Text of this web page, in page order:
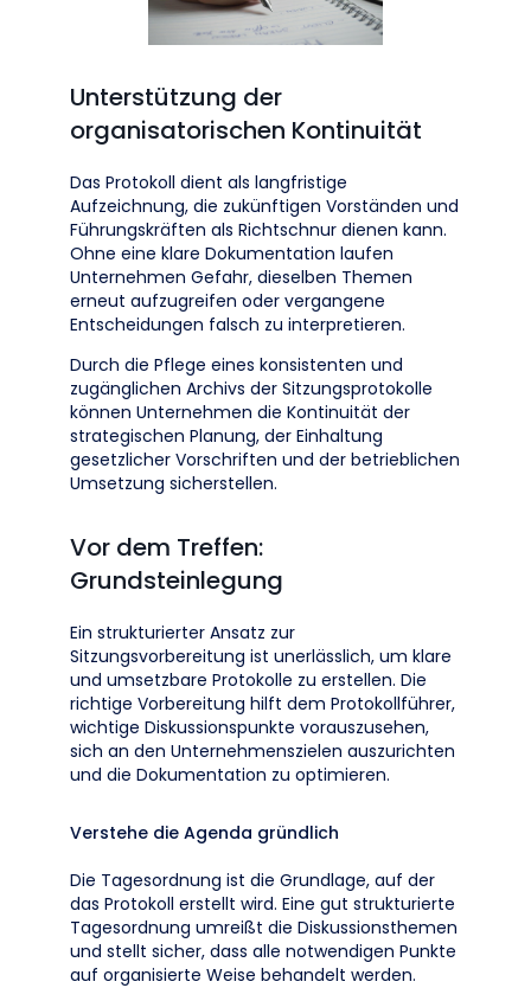
Unterstützung der
organisatorischen Kontinuität
Das Protokoll dient als langfristige
Aufzeichnung, die zukünftigen Vorständen und
Führungskräften als Richtschnur dienen kann.
Ohne eine klare Dokumentation laufen
Unternehmen Gefahr, dieselben Themen
erneut aufzugreifen oder vergangene
Entscheidungen falsch zu interpretieren.
Durch die Pflege eines konsistenten und
zugänglichen Archivs der Sitzungsprotokolle
können Unternehmen die Kontinuität der
strategischen Planung, der Einhaltung
gesetzlicher Vorschriften und der betrieblichen
Umsetzung sicherstellen.
Vor dem Treffen:
Grundsteinlegung
Ein strukturierter Ansatz zur
Sitzungsvorbereitung ist unerlässlich, um klare
und umsetzbare Protokolle zu erstellen. Die
richtige Vorbereitung hilft dem Protokollführer,
wichtige Diskussionspunkte vorauszusehen,
sich an den Unternehmenszielen auszurichten
und die Dokumentation zu optimieren.
Verstehe die Agenda gründlich
Die Tagesordnung ist die Grundlage, auf der
das Protokoll erstellt wird. Eine gut strukturierte
Tagesordnung umreißt die Diskussionsthemen
und stellt sicher, dass alle notwendigen Punkte
auf organisierte Weise behandelt werden.